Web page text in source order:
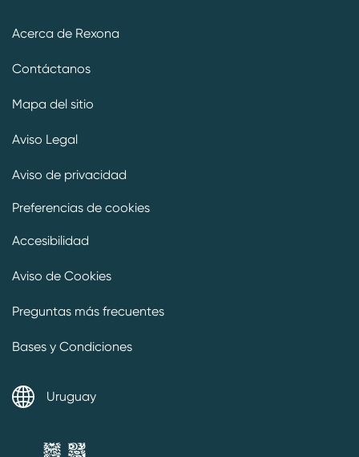
Acerca de Rexona
Contáctanos
Mapa del sitio
Aviso Legal
Aviso de privacidad
Preferencias de cookies
Accesibilidad
Aviso de Cookies
Preguntas más frecuentes
Bases y Condiciones
Uruguay